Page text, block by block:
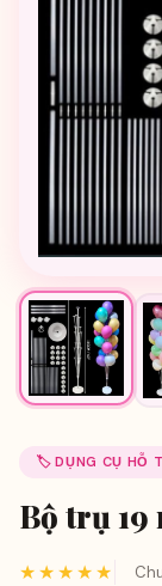
🏷️ DỤNG CỤ HỖ
Bộ trụ 19
★★★★★